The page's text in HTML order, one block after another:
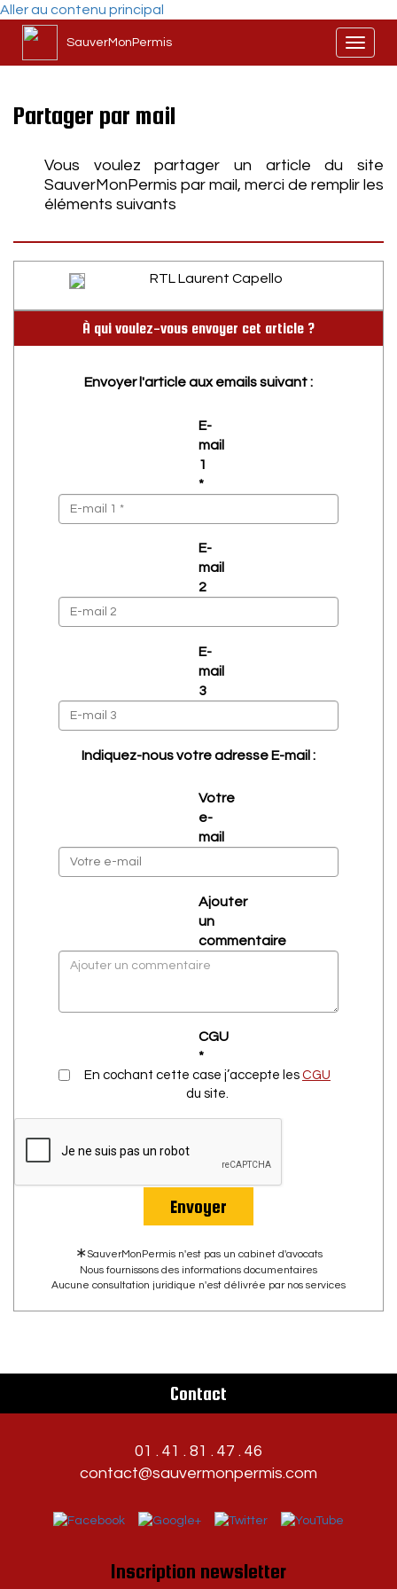
Aller au contenu principal
SauverMonPermis
Partager par mail
Vous voulez partager un article du site
SauverMonPermis par mail, merci de remplir les
éléments suivants
RTL Laurent Capello
À qui voulez-vous envoyer cet article ?
Envoyer l'article aux emails suivant :
E-
mail
1
*
E-
mail
2
E-
mail
3
Indiquez-nous votre adresse E-mail :
Votre
e-
mail
Ajouter
un
commentaire
CGU
*
En cochant cette case j’accepte les CGU
du site.
Envoyer
∗ SauverMonPermis n'est pas un cabinet d'avocats
Nous fournissons des informations documentaires
Aucune consultation juridique n'est délivrée par nos services
Contact
01 . 41 . 81 . 47 . 46
contact@sauvermonpermis.com
Inscription newsletter